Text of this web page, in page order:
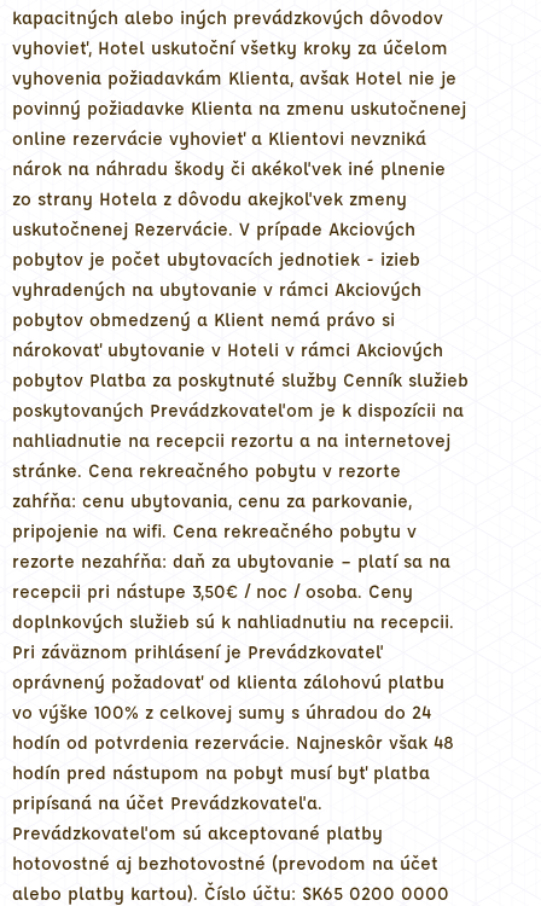
kapacitných alebo iných prevádzkových dôvodov
vyhovieť, Hotel uskutoční všetky kroky za účelom
vyhovenia požiadavkám Klienta, avšak Hotel nie je
povinný požiadavke Klienta na zmenu uskutočnenej
online rezervácie vyhovieť a Klientovi nevzniká
nárok na náhradu škody či akékoľvek iné plnenie
zo strany Hotela z dôvodu akejkoľvek zmeny
uskutočnenej Rezervácie. V prípade Akciových
pobytov je počet ubytovacích jednotiek - izieb
vyhradených na ubytovanie v rámci Akciových
pobytov obmedzený a Klient nemá právo si
nárokovať ubytovanie v Hoteli v rámci Akciových
pobytov Platba za poskytnuté služby Cenník služieb
poskytovaných Prevádzkovateľom je k dispozícii na
nahliadnutie na recepcii rezortu a na internetovej
stránke. Cena rekreačného pobytu v rezorte
zahŕňa: cenu ubytovania, cenu za parkovanie,
pripojenie na wifi. Cena rekreačného pobytu v
rezorte nezahŕňa: daň za ubytovanie – platí sa na
recepcii pri nástupe 3,50€ / noc / osoba. Ceny
doplnkových služieb sú k nahliadnutiu na recepcii.
Pri záväznom prihlásení je Prevádzkovateľ
oprávnený požadovať od klienta zálohovú platbu
vo výške 100% z celkovej sumy s úhradou do 24
hodín od potvrdenia rezervácie. Najneskôr však 48
hodín pred nástupom na pobyt musí byť platba
pripísaná na účet Prevádzkovateľa.
Prevádzkovateľom sú akceptované platby
hotovostné aj bezhotovostné (prevodom na účet
alebo platby kartou). Číslo účtu: SK65 0200 0000